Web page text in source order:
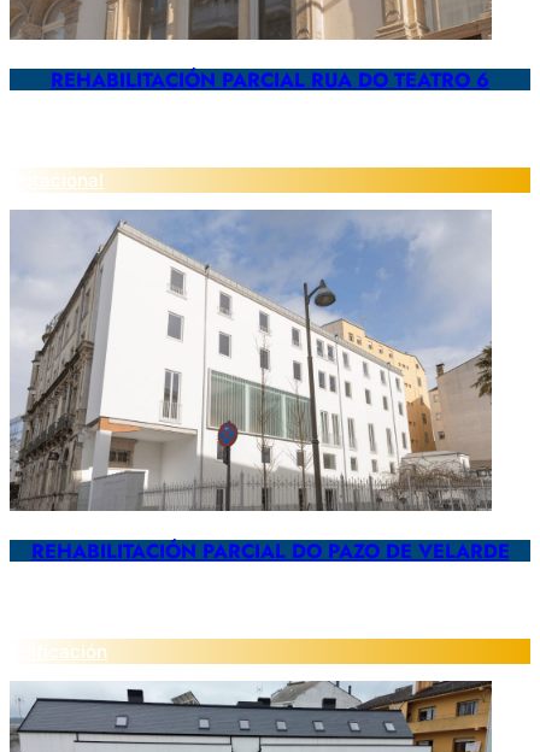
REHABILITACIÓN PARCIAL RUA DO TEATRO 6
Dotacional
REHABILITACIÓN PARCIAL DO PAZO DE VELARDE
Edificación